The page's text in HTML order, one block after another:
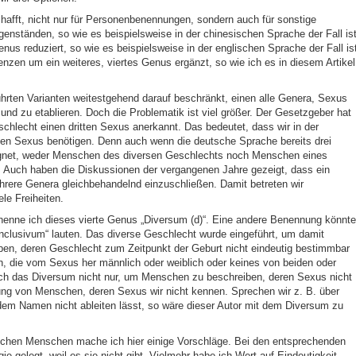
nicht nur für Personenbenennungen, sondern auch für sonstige
so wie es beispielsweise in der chinesischen Sprache der Fall
reduziert, so wie es beispielsweise in der englischen Sprache der Fall
um ein weiteres, viertes Genus ergänzt, so wie ich es in diesem Artikel
Varianten weitestgehend darauf beschränkt, einen alle Genera, Sexus
zu etablieren. Doch die Problematik ist viel größer. Der Gesetzgeber hat
einen dritten Sexus anerkannt. Das bedeutet, dass wir in der
Sexus benötigen. Denn auch wenn die deutsche Sprache bereits drei
weder Menschen des diversen Geschlechts noch Menschen eines
haben die Diskussionen der vergangenen Jahre gezeigt, dass ein
Genera gleichbehandelnd einzuschließen. Damit betreten wir
Freiheiten.
ich dieses vierte Genus „Diversum (d)“. Eine andere Benennung könnte
lauten. Das diverse Geschlecht wurde eingeführt, um damit
deren Geschlecht zum Zeitpunkt der Geburt nicht eindeutig bestimmbar
die vom Sexus her männlich oder weiblich oder keines von beiden oder
das Diversum nicht nur, um Menschen zu beschreiben, deren Sexus nicht
von Menschen, deren Sexus wir nicht kennen. Sprechen wir z. B. über
Namen nicht ableiten lässt, so wäre dieser Autor mit dem Diversum zu
Menschen mache ich hier einige Vorschläge. Bei den entsprechenden